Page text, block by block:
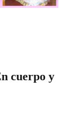
cuerpo y